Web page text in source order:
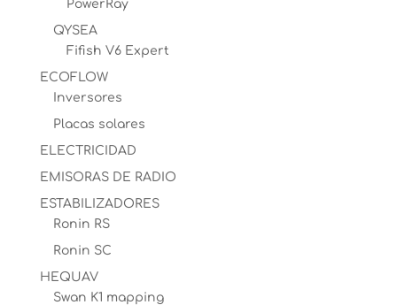
PowerRay
QYSEA
Fifish V6 Expert
ECOFLOW
Inversores
Placas solares
ELECTRICIDAD
EMISORAS DE RADIO
ESTABILIZADORES
Ronin RS
Ronin SC
HEQUAV
Swan K1 mapping